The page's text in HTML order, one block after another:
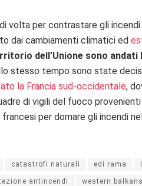
volta per contrastare gli incendi
dai cambiamenti climatici ed
dell’Unione sono
stesso tempo sono state
la Francia sud-occidentale,
di vigili del fuoco provenienti
per domare gli incendi
catastrofi naturali edi rama
antincendi western balkans